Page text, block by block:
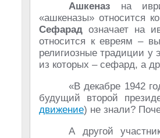
Ашкеназ на
«ашкеназы» относится
Сефарад означает на
относится к евреям –
религиозные традиции у
из которых – сефард, а
«В декабре 1942
будущий второй
движение) не знали?
А другой